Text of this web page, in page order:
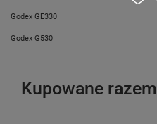
Godex GE330
Godex G530
Kupowane razem